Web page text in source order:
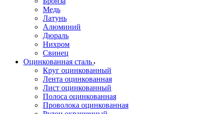
Медь
Латунь
Алюминий
Дюраль
Нихром
Свинец
Оцинкованная сталь
Круг оцинкованный
Лента оцинкованная
Лист оцинкованный
Полоса оцинкованная
Проволока оцинкованная